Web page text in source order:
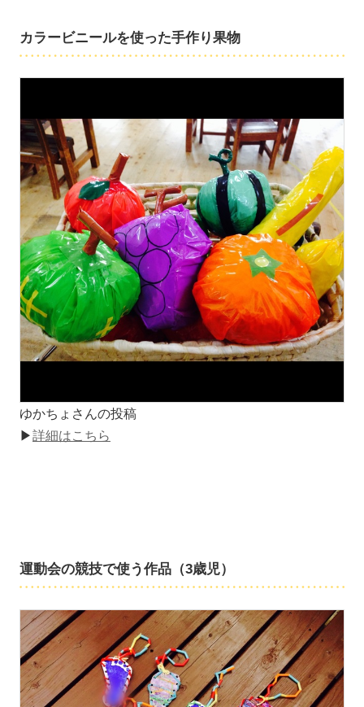
カラービニールを使った手作り果物
ゆかちょさんの投稿
▶詳細はこちら
運動会の競技で使う作品（3歳児）